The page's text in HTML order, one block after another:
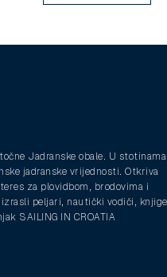
Jadranske obale. U stotinama
jadranske vrijednosti. Otkriva
za plovidbom, brodovima i
peljari, nautički vodiči,
SAILING IN CROATIA